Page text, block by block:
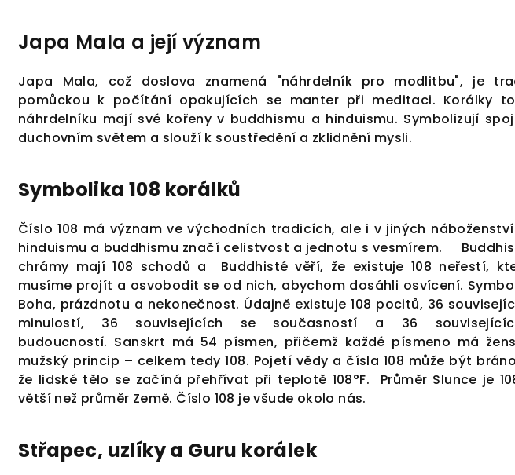
Japa Mala a její význam
Japa Mala, což doslova znamená "náhrdelník pro modlitbu", je
pomůckou k počítání opakujících se manter při meditaci. Korálky
náhrdelníku mají své kořeny v buddhismu a hinduismu. Symbolizují
duchovním světem a slouží k soustředění a zklidnění mysli.
Symbolika 108 korálků
Číslo 108 má význam ve východních tradicích, ale i v jiných
hinduismu a buddhismu značí celistvost a jednotu s vesmírem.
chrámy mají 108 schodů a Buddhisté věří, že existuje 108 neřestí,
musíme projít a osvobodit se od nich, abychom dosáhli osvícení.
Boha, prázdnotu a nekonečnost. Údajně existuje 108 pocitů, 36
minulostí, 36 souvisejících se současností a 36
budoucností. Sanskrt má 54 písmen, přičemž každé písmeno má
mužský princip – celkem tedy 108. Pojetí vědy a čísla 108 může být
že lidské tělo se začíná přehřívat při teplotě 108°F. Průměr Slunce je
větší než průměr Země. Číslo 108 je všude okolo nás.
Střapec, uzlíky a Guru korálek